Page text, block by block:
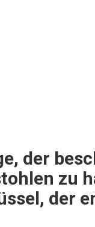
der
zu
der